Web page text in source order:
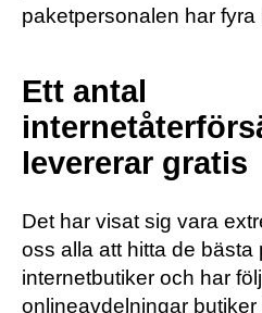
paketpersonalen har fyra
Ett antal
levererar gratis
Det har visat sig vara
oss alla att hitta de bästa
internetbutiker och har
onlineavdelningar